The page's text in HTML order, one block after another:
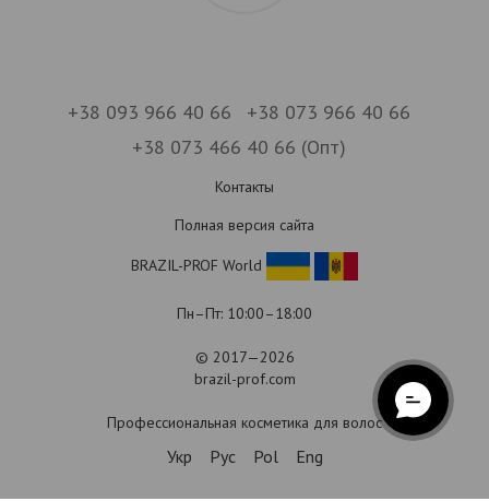
+38 093 966 40 66
+38 073 966 40 66
+38 073 466 40 66 (Опт)
Контакты
Полная версия сайта
BRAZIL-PROF World
Пн–Пт: 10:00–18:00
© 2017—2026
brazil-prof.com
Профессиональная косметика для волос
Укр Рус Pol Eng